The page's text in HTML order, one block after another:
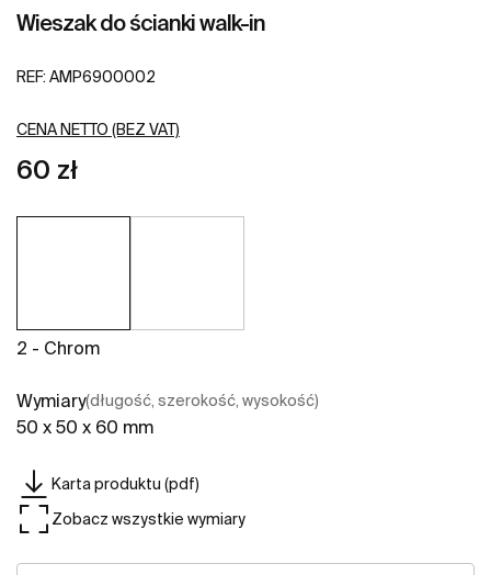
Wieszak do ścianki walk-in
REF: AMP6900002
CENA NETTO (BEZ VAT)
60 zł
2 - Chrom
Wymiary(długość, szerokość, wysokość)
50 x 50 x 60 mm
Karta produktu (pdf)
Zobacz wszystkie wymiary